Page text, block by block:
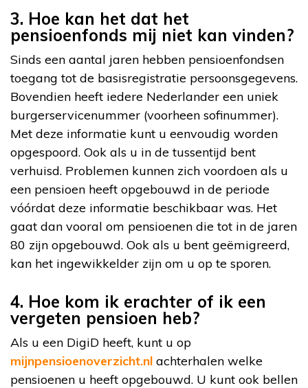
3. Hoe kan het dat het
pensioenfonds mij niet kan vinden?
Sinds een aantal jaren hebben pensioenfondsen
toegang tot de basisregistratie persoonsgegevens.
Bovendien heeft iedere Nederlander een uniek
burgerservicenummer (voorheen sofinummer).
Met deze informatie kunt u eenvoudig worden
opgespoord. Ook als u in de tussentijd bent
verhuisd. Problemen kunnen zich voordoen als u
een pensioen heeft opgebouwd in de periode
vóórdat deze informatie beschikbaar was. Het
gaat dan vooral om pensioenen die tot in de jaren
80 zijn opgebouwd. Ook als u bent geëmigreerd,
kan het ingewikkelder zijn om u op te sporen.
4. Hoe kom ik erachter of ik een
vergeten pensioen heb?
Als u een DigiD heeft, kunt u op
mijnpensioenoverzicht.nl achterhalen welke
pensioenen u heeft opgebouwd. U kunt ook bellen